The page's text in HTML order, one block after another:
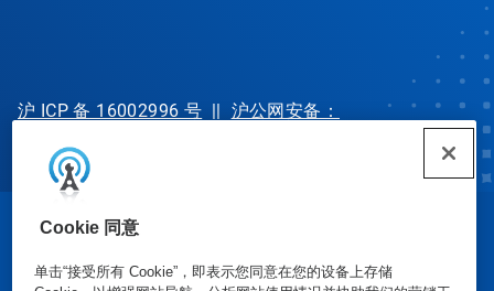
Cookie 同意
单击“接受所有 Cookie”，即表示您同意在您的设备上存储
沪 ICP 备 16002996 号
沪公网安备：
31010702002902 号